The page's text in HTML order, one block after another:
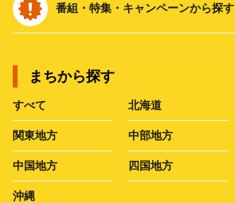
番組・特集・キャンペーンから探す
まちから探す
すべて 北海道
関東地方 中部地方
中国地方 四国地方
沖縄